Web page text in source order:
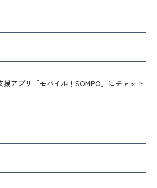
援アプリ「モバイル！SOMPO」にチャット